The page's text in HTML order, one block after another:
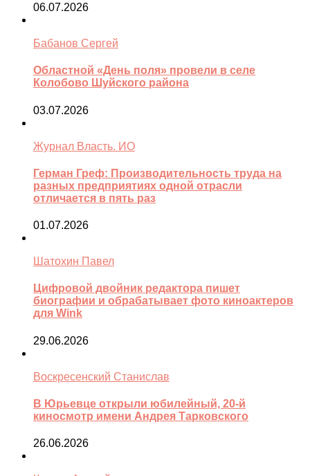
06.07.2026
Бабанов Сергей
Областной «День поля» провели в селе
Колобово Шуйского района
03.07.2026
Журнал Власть. ИО
Герман Греф: Производительность труда на
разных предприятиях одной отрасли
отличается в пять раз
01.07.2026
Шатохин Павел
Цифровой двойник редактора пишет
биографии и обрабатывает фото киноактеров
для Wink
29.06.2026
Воскресенский Станислав
В Юрьевце открыли юбилейный, 20-й
киносмотр имени Андрея Тарковского
26.06.2026